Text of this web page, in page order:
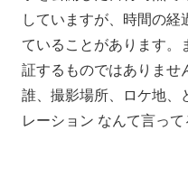
していますが、時間の
ていることがあります。
証するものではありませ
誰、撮影場所、ロケ地、
レーション なんて言っ